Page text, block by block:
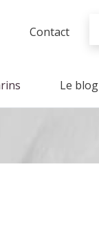
Contact
Le blog